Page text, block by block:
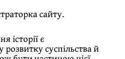
сайту.
історії є
суспільства й